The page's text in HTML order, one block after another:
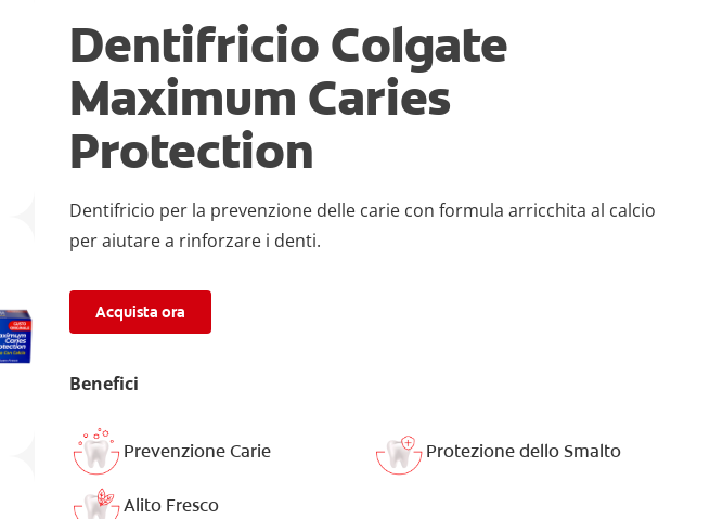
Dentifricio Colgate
Maximum Caries
Protection
Dentifricio per la prevenzione delle carie con formula arricchita al calcio
per aiutare a rinforzare i denti.
Acquista ora
Benefici
Prevenzione Carie Protezione dello Smalto
Alito Fresco